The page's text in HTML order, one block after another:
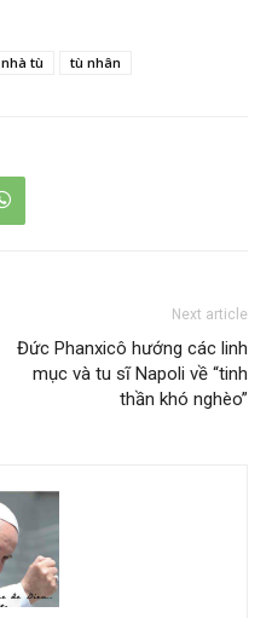
nhà tù tù nhân
Next article
Đức Phanxicô hướng các linh
mục và tu sĩ Napoli về “tinh
thần khó nghèo”